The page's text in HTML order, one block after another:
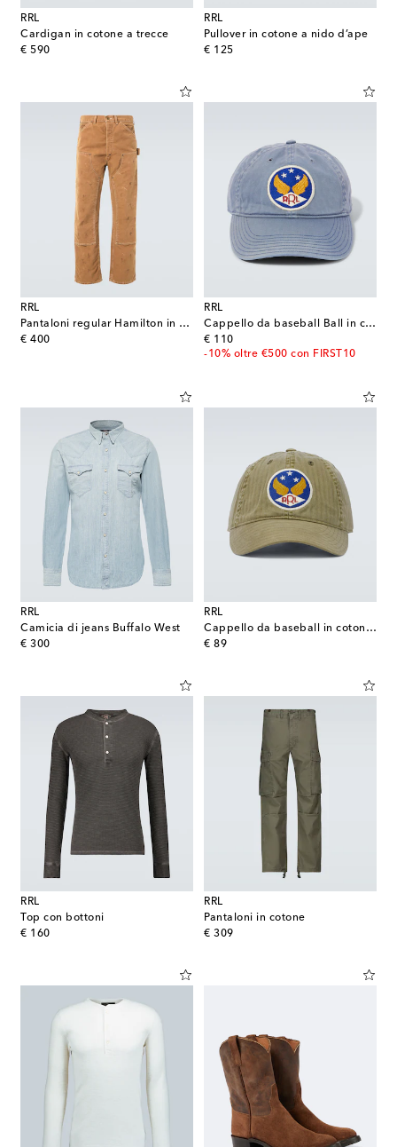
RRL
Cardigan in cotone a trecce
€ 590
original price
RRL
Pullover in cotone a nido d’ape
€ 125
original price
RRL
Pantaloni regular Hamilton in cotone
€ 400
original price
RRL
Cappello da baseball Ball in cotone
€ 110
original price
-10% oltre €500 con FIRST10
RRL
Camicia di jeans Buffalo West
€ 300
original price
RRL
Cappello da baseball in cotone ricamato
€ 89
original price
RRL
Top con bottoni
€ 160
original price
RRL
Pantaloni in cotone
€ 309
original price